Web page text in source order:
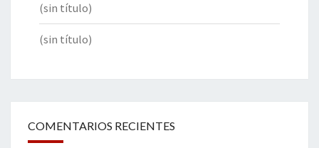
(sin título)
(sin título)
COMENTARIOS RECIENTES